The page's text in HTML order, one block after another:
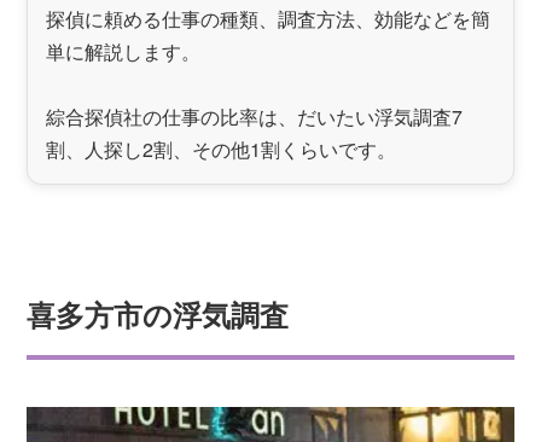
探偵に頼める仕事の種類、調査方法、効能などを簡
単に解説します。
綜合探偵社の仕事の比率は、だいたい浮気調査7
割、人探し2割、その他1割くらいです。
喜多方市の浮気調査